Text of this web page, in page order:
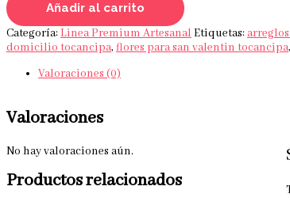
Añadir al carrito
Categoría:Linea Premium Artesanal Etiquetas:
domicilio tocancipa, flores para san valentin tocancipa,
Valoraciones (0)
Valoraciones
No hay valoraciones aún.
Productos relacionados